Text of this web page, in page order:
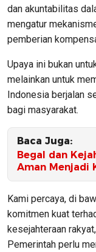
dan akuntabilitas
mengatur
pemberian
Upaya ini bukan
melainkan untuk
Indonesia berjalan
bagi masyarakat.
Baca Juga:
Begal dan
Aman Menjadi
Kami percaya, di
komitmen kuat
kesejahteraan
Pemerintah perlu